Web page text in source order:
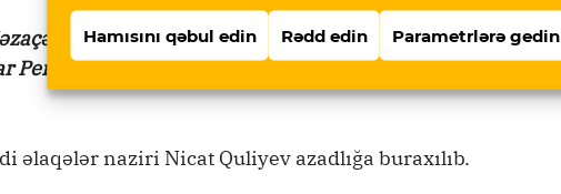
Hamısını qəbul edin Rədd edin Parametrlərə gedin
Müəssisəsində saxlanılsa da, səhhətində
Penitensiar Xidmətin Müalicə Müəssisəsinə
əlaqələr naziri Nicat Quliyev azadlığa buraxılıb.